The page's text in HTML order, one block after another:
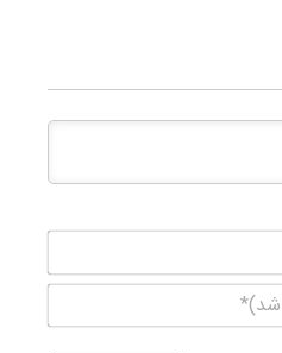
(منتشر